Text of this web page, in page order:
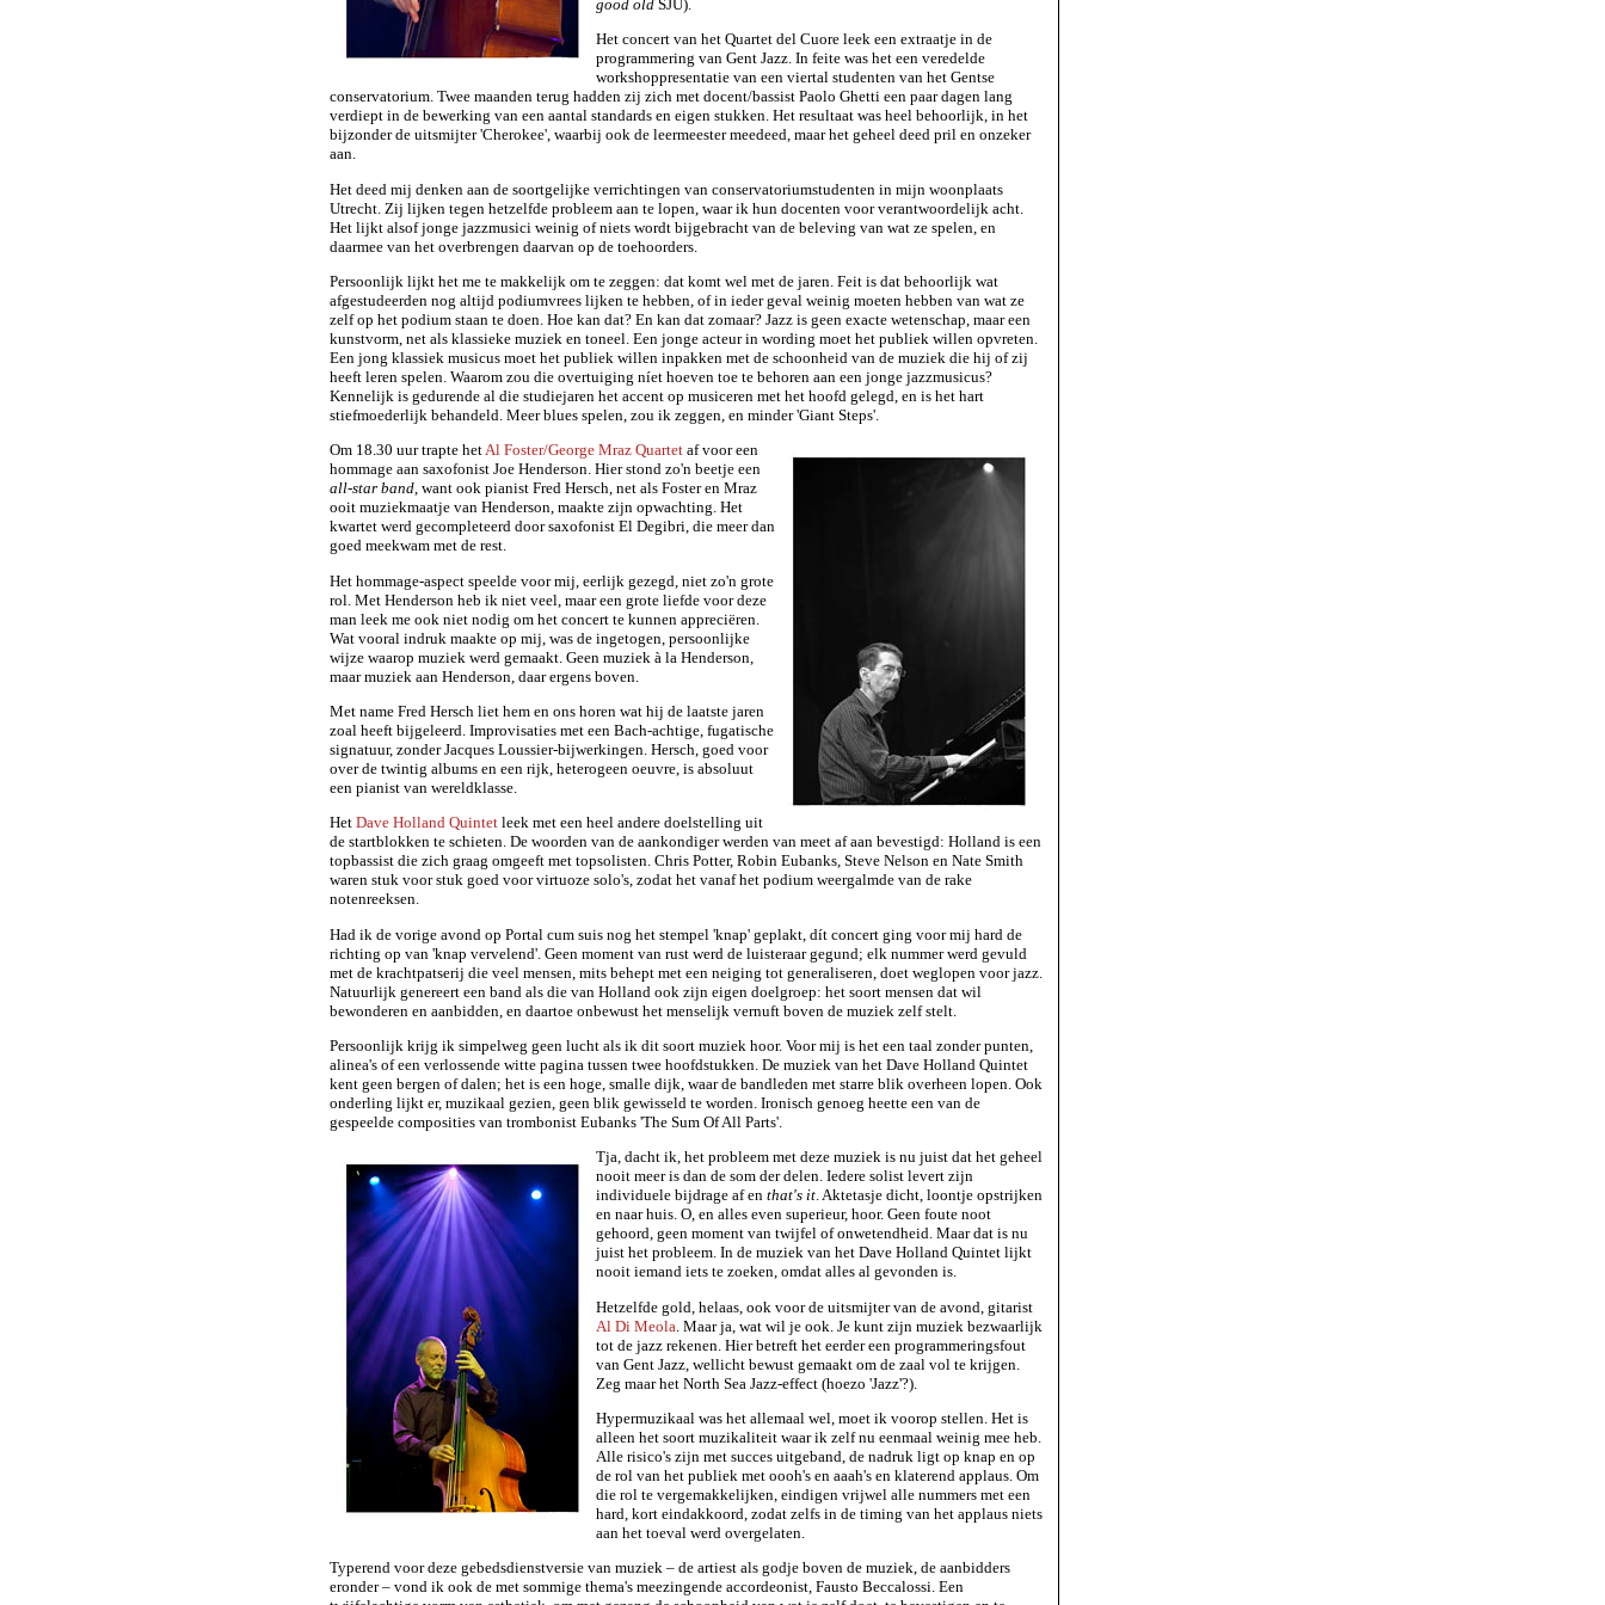
good old SJU).
Het concert van het Quartet del Cuore leek een extraatje in de
programmering van Gent Jazz. In feite was het een veredelde
workshoppresentatie van een viertal studenten van het Gentse
conservatorium. Twee maanden terug hadden zij zich met docent/bassist Paolo Ghetti een paar dagen lang
verdiept in de bewerking van een aantal standards en eigen stukken. Het resultaat was heel behoorlijk, in het
bijzonder de uitsmijter 'Cherokee', waarbij ook de leermeester meedeed, maar het geheel deed pril en onzeker
aan.
Het deed mij denken aan de soortgelijke verrichtingen van conservatoriumstudenten in mijn woonplaats
Utrecht. Zij lijken tegen hetzelfde probleem aan te lopen, waar ik hun docenten voor verantwoordelijk acht.
Het lijkt alsof jonge jazzmusici weinig of niets wordt bijgebracht van de beleving van wat ze spelen, en
daarmee van het overbrengen daarvan op de toehoorders.
Persoonlijk lijkt het me te makkelijk om te zeggen: dat komt wel met de jaren. Feit is dat behoorlijk wat
afgestudeerden nog altijd podiumvrees lijken te hebben, of in ieder geval weinig moeten hebben van wat ze
zelf op het podium staan te doen. Hoe kan dat? En kan dat zomaar? Jazz is geen exacte wetenschap, maar een
kunstvorm, net als klassieke muziek en toneel. Een jonge acteur in wording moet het publiek willen opvreten.
Een jong klassiek musicus moet het publiek willen inpakken met de schoonheid van de muziek die hij of zij
heeft leren spelen. Waarom zou die overtuiging níet hoeven toe te behoren aan een jonge jazzmusicus?
Kennelijk is gedurende al die studiejaren het accent op musiceren met het hoofd gelegd, en is het hart
stiefmoederlijk behandeld. Meer blues spelen, zou ik zeggen, en minder 'Giant Steps'.
Om 18.30 uur trapte hetAl Foster/George Mraz Quartet af voor een
hommage aan saxofonist Joe Henderson. Hier stond zo'n beetje een
all-star band, want ook pianist Fred Hersch, net als Foster en Mraz
ooit muziekmaatje van Henderson, maakte zijn opwachting. Het
kwartet werd gecompleteerd door saxofonist El Degibri, die meer dan
goed meekwam met de rest.
Het hommage-aspect speelde voor mij, eerlijk gezegd, niet zo'n grote
rol. Met Henderson heb ik niet veel, maar een grote liefde voor deze
man leek me ook niet nodig om het concert te kunnen appreciëren.
Wat vooral indruk maakte op mij, was de ingetogen, persoonlijke
wijze waarop muziek werd gemaakt. Geen muziek à la Henderson,
maar muziek aan Henderson, daar ergens boven.
Met name Fred Hersch liet hem en ons horen wat hij de laatste jaren
zoal heeft bijgeleerd. Improvisaties met een Bach-achtige, fugatische
signatuur, zonder Jacques Loussier-bijwerkingen. Hersch, goed voor
over de twintig albums en een rijk, heterogeen oeuvre, is absoluut
een pianist van wereldklasse.
Het Dave Holland Quintet leek met een heel andere doelstelling uit
de startblokken te schieten. De woorden van de aankondiger werden van meet af aan bevestigd: Holland is een
topbassist die zich graag omgeeft met topsolisten. Chris Potter, Robin Eubanks, Steve Nelson en Nate Smith
waren stuk voor stuk goed voor virtuoze solo's, zodat het vanaf het podium weergalmde van de rake
notenreeksen.
Had ik de vorige avond op Portal cum suis nog het stempel 'knap' geplakt, dít concert ging voor mij hard de
richting op van 'knap vervelend'. Geen moment van rust werd de luisteraar gegund; elk nummer werd gevuld
met de krachtpatserij die veel mensen, mits behept met een neiging tot generaliseren, doet weglopen voor jazz.
Natuurlijk genereert een band als die van Holland ook zijn eigen doelgroep: het soort mensen dat wil
bewonderen en aanbidden, en daartoe onbewust het menselijk vernuft boven de muziek zelf stelt.
Persoonlijk krijg ik simpelweg geen lucht als ik dit soort muziek hoor. Voor mij is het een taal zonder punten,
alinea's of een verlossende witte pagina tussen twee hoofdstukken. De muziek van het Dave Holland Quintet
kent geen bergen of dalen; het is een hoge, smalle dijk, waar de bandleden met starre blik overheen lopen. Ook
onderling lijkt er, muzikaal gezien, geen blik gewisseld te worden. Ironisch genoeg heette een van de
gespeelde composities van trombonist Eubanks 'The Sum Of All Parts'.
Tja, dacht ik, het probleem met deze muziek is nu juist dat het geheel
nooit meer is dan de som der delen. Iedere solist levert zijn
individuele bijdrage af en that's it. Aktetasje dicht, loontje opstrijken
en naar huis. O, en alles even superieur, hoor. Geen foute noot
gehoord, geen moment van twijfel of onwetendheid. Maar dat is nu
juist het probleem. In de muziek van het Dave Holland Quintet lijkt
nooit iemand iets te zoeken, omdat alles al gevonden is.
Hetzelfde gold, helaas, ook voor de uitsmijter van de avond, gitarist
Al Di Meola . Maar ja, wat wil je ook. Je kunt zijn muziek bezwaarlijk
tot de jazz rekenen. Hier betreft het eerder een programmeringsfout
van Gent Jazz, wellicht bewust gemaakt om de zaal vol te krijgen.
Zeg maar het North Sea Jazz-effect (hoezo 'Jazz'?).
Hypermuzikaal was het allemaal wel, moet ik voorop stellen. Het is
alleen het soort muzikaliteit waar ik zelf nu eenmaal weinig mee heb.
Alle risico's zijn met succes uitgeband, de nadruk ligt op knap en op
de rol van het publiek met oooh's en aaah's en klaterend applaus. Om
die rol te vergemakkelijken, eindigen vrijwel alle nummers met een
hard, kort eindakkoord, zodat zelfs in de timing van het applaus niets
aan het toeval werd overgelaten.
Typerend voor deze gebedsdienstversie van muziek – de artiest als godje boven de muziek, de aanbidders
eronder – vond ik ook de met sommige thema's meezingende accordeonist, Fausto Beccalossi. Een